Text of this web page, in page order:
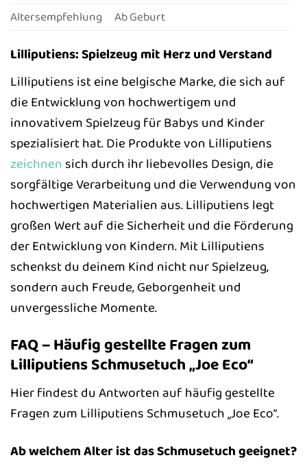
Altersempfehlung
Ab Geburt
Lilliputiens: Spielzeug mit Herz und Verstand
Lilliputiens ist eine belgische Marke, die sich auf
die Entwicklung von hochwertigem und
innovativem Spielzeug für Babys und Kinder
spezialisiert hat. Die Produkte von Lilliputiens
zeichnen sich durch ihr liebevolles Design, die
sorgfältige Verarbeitung und die Verwendung von
hochwertigen Materialien aus. Lilliputiens legt
großen Wert auf die Sicherheit und die Förderung
der Entwicklung von Kindern. Mit Lilliputiens
schenkst du deinem Kind nicht nur Spielzeug,
sondern auch Freude, Geborgenheit und
unvergessliche Momente.
FAQ – Häufig gestellte Fragen zum
Lilliputiens Schmusetuch „Joe Eco“
Hier findest du Antworten auf häufig gestellte
Fragen zum Lilliputiens Schmusetuch „Joe Eco“.
Ab welchem Alter ist das Schmusetuch geeignet?